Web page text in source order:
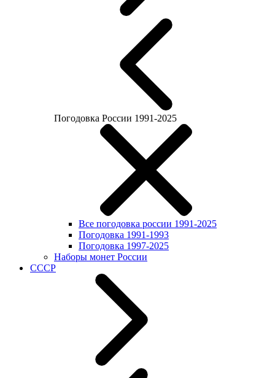
Погодовка России 1991-2025
Все погодовка россии 1991-2025
Погодовка 1991-1993
Погодовка 1997-2025
Наборы монет России
СССР